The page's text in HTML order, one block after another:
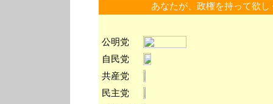
あなたが、政権を持って欲
公明党
自民党
共産党
民主党